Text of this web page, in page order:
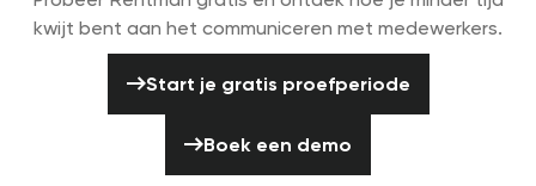
kwijt bent aan het communiceren met medewerkers.
Start je gratis proefperiode
Boek een demo